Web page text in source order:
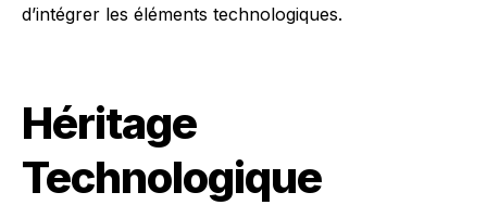
d’intégrer les éléments technologiques.
Héritage
Technologique